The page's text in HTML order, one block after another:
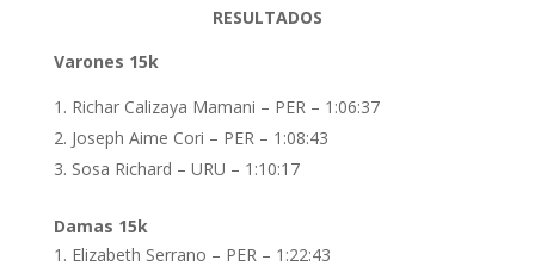
RESULTADOS
Varones 15k
Richar Calizaya Mamani – PER – 1:06:37
Joseph Aime Cori – PER – 1:08:43
Sosa Richard – URU – 1:10:17
Damas 15k
Elizabeth Serrano – PER – 1:22:43